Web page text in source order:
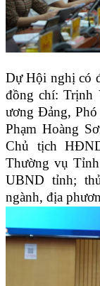
Dự Hội nghị có
đồng chí: Trịnh
ương Đảng,
Phạm Hoàng
Chủ tịch
Thường vụ
UBND tỉnh;
ngành, địa